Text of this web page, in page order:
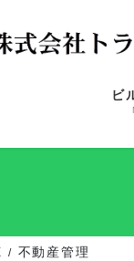
ビ
不動産管理